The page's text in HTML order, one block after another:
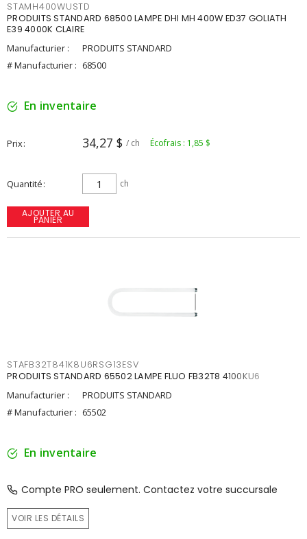
STAMH400WUSTD
PRODUITS STANDARD 68500 LAMPE DHI MH 400W ED37 GOLIATH
E39 4000K CLAIRE
Manufacturier :
PRODUITS STANDARD
# Manufacturier : 68500
En inventaire
Prix 34,27 $ / ch Écofrais : 1,85 $
Quantité ch
AJOUTER AU
PANIER
STAFB32T841K8U6RSG13ESV
PRODUITS STANDARD 65502 LAMPE FLUO FB32T8 4100KU6
Manufacturier :
PRODUITS STANDARD
# Manufacturier : 65502
En inventaire
Compte PRO seulement. Contactez votre succursale
VOIR LES DÉTAILS